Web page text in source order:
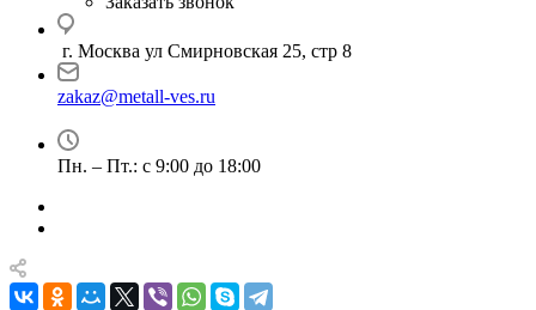
г. Москва ул Смирновская 25, стр 8
zakaz@metall-ves.ru
Пн. – Пт.: с 9:00 до 18:00